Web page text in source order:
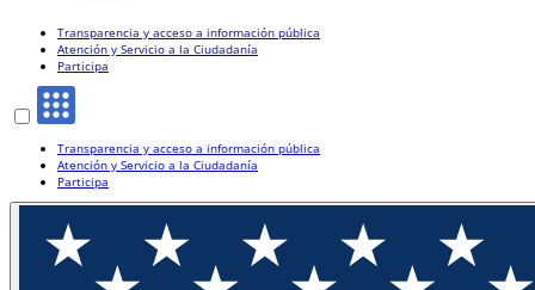
Transparencia y acceso a información pública
Atención y Servicio a la Ciudadanía
Participa
Transparencia y acceso a información pública
Atención y Servicio a la Ciudadanía
Participa